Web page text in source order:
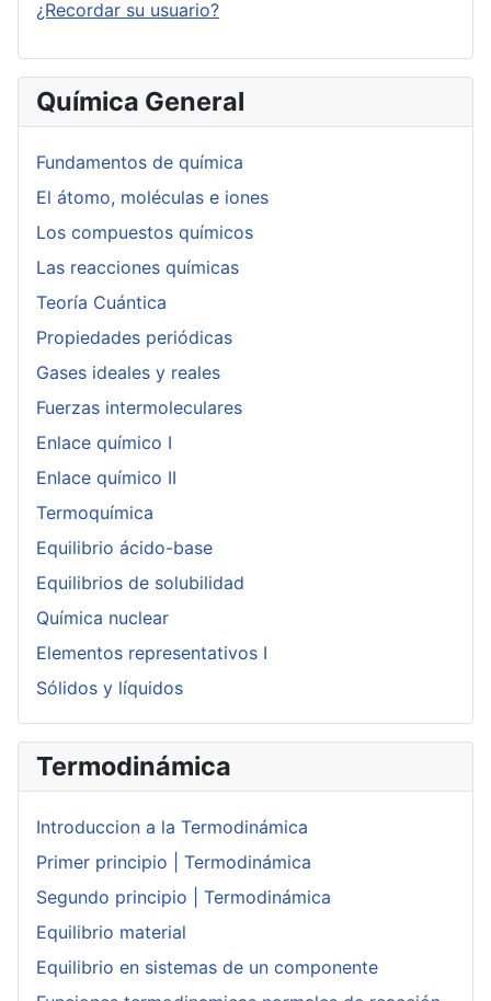
¿Recordar su usuario?
Química General
Fundamentos de química
El átomo, moléculas e iones
Los compuestos químicos
Las reacciones químicas
Teoría Cuántica
Propiedades periódicas
Gases ideales y reales
Fuerzas intermoleculares
Enlace químico I
Enlace químico II
Termoquímica
Equilibrio ácido-base
Equilibrios de solubilidad
Química nuclear
Elementos representativos I
Sólidos y líquidos
Termodinámica
Introduccion a la Termodinámica
Primer principio | Termodinámica
Segundo principio | Termodinámica
Equilibrio material
Equilibrio en sistemas de un componente